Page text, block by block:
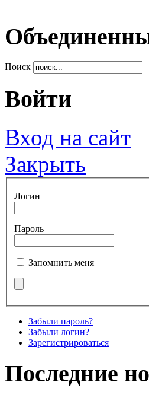
Поиск
Войти
Вход на сайт
Закрыть
Логин
Пароль
Запомнить меня
Забыли пароль?
Забыли логин?
Зарегистрироваться
Последние